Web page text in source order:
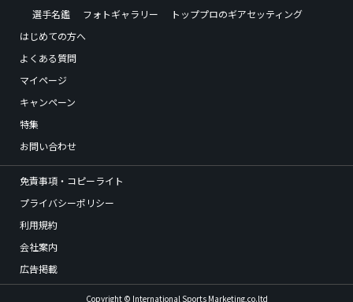
選手名鑑
フォトギャラリー
トッププロのギアセッティング
はじめての方へ
よくある質問
マイページ
キャンペーン
特集
お問い合わせ
免責事項・コピーライト
プライバシーポリシー
利用規約
会社案内
広告掲載
Copyright © International Sports Marketing,co.ltd